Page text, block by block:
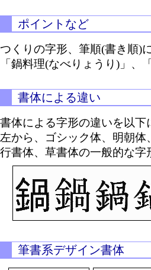
ポイントなど
つくりの字形、筆順(書き順)
「鍋料理(なべりょうり)」、
書体による違い
書体による字形の違いを以下
左から、ゴシック体、明朝体
行書体、草書体の一般的な字
筆書系デザイン書体